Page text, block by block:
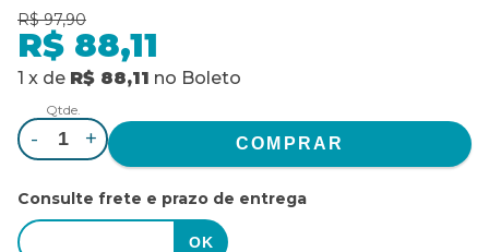
R$ 97,90
R$ 88,11
1 x de R$ 88,11 no Boleto
Qtde.
- +
Consulte frete e prazo de entrega